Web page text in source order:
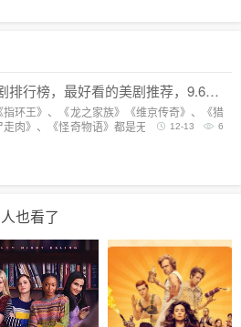
十大高分美剧排行榜，最好看的美剧推荐，9.6分神剧扎堆
环王》、《龙之家族》《维京传奇》、《猎
走肉》、《怪奇物语》都是无法复制的经典，
6
12-13
也看了